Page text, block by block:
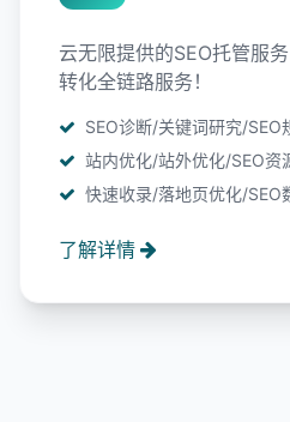
云无限提供的SEO托管服
转化全链路服务！
SEO诊断/关键词研究/SEO
站内优化/站外优化/SEO资
快速收录/落地页优化/SEO
了解详情